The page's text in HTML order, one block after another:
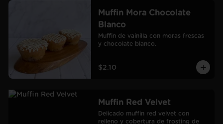
Muffin Mora Chocolate
Blanco
Muffin de vainilla con moras frescas
y chocolate blanco.
$2.10
Muffin Red Velvet
Delicado muffin red velvet con
relleno y cobertura de frosting de